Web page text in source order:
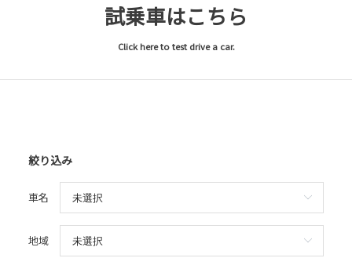
試乗車はこちら
Click here to test drive a car.
絞り込み
車名
地域